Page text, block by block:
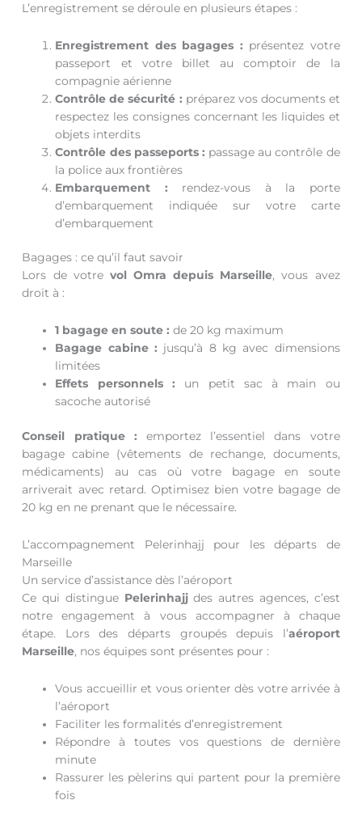
L’enregistrement se déroule en plusieurs étapes :
Enregistrement des bagages : présentez votre
passeport et votre billet au comptoir de la
compagnie aérienne
Contrôle de sécurité : préparez vos documents et
respectez les consignes concernant les liquides et
objets interdits
Contrôle des passeports : passage au contrôle de
la police aux frontières
Embarquement : rendez-vous à la porte
d’embarquement indiquée sur votre carte
d’embarquement
Bagages : ce qu’il faut savoir
Lors de votre vol Omra depuis Marseille, vous avez
droit à :
1 bagage en soute : de 20 kg maximum
Bagage cabine : jusqu’à 8 kg avec dimensions
limitées
Effets personnels : un petit sac à main ou
sacoche autorisé
Conseil pratique : emportez l’essentiel dans votre
bagage cabine (vêtements de rechange, documents,
médicaments) au cas où votre bagage en soute
arriverait avec retard. Optimisez bien votre bagage de
20 kg en ne prenant que le nécessaire.
L’accompagnement Pelerinhajj pour les départs de
Marseille
Un service d’assistance dès l’aéroport
Ce qui distingue Pelerinhajjdes autres agences, c’est
notre engagement à vous accompagner à chaque
étape. Lors des départs groupés depuis l’aéroport
Marseille, nos équipes sont présentes pour :
Vous accueillir et vous orienter dès votre arrivée à
l’aéroport
Faciliter les formalités d’enregistrement
Répondre à toutes vos questions de dernière
minute
Rassurer les pèlerins qui partent pour la première
fois